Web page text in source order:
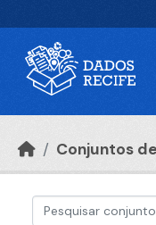
Conjuntos